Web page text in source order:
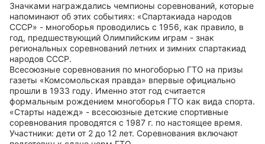
Значками награждались чемпионы соревнований, которые
напоминают об этих событиях: «Спартакиада народов
СССР» - многоборья проводились с 1956, как правило, в
год, предшествующий Олимпийским играм - знак
региональных соревнований летних и зимних спартакиад
народов СССР.
Всесоюзные соревнования по многоборью ГТО на призы
газеты «Комсомольская правда» впервые официально
прошли в 1933 году. Именно этот год считается
формальным рождением многоборья ГТО как вида спорта.
«Старты надежд» - всесоюзные детские спортивные
соревнования проводятся с 1987 г. по настоящее время.
Участники: дети от 2 до 12 лет. Соревнования включают